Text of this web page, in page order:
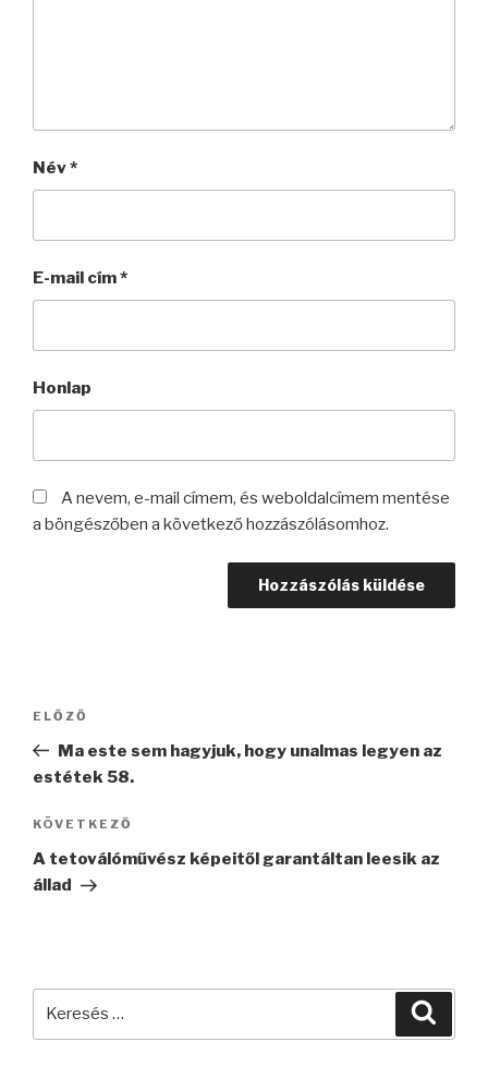
Név*
E-mail cím*
Honlap
A nevem, e-mail címem, és weboldalcímem mentése
a böngészőben a következő hozzászólásomhoz.
Bejegyzés
Korábbi
bejegyzés
ELŐZŐ
Ma este sem hagyjuk, hogy unalmas legyen az
estétek 58.
Következő
bejegyzés
KÖVETKEZŐ
A tetoválóművész képeitől garantáltan leesik az
állad